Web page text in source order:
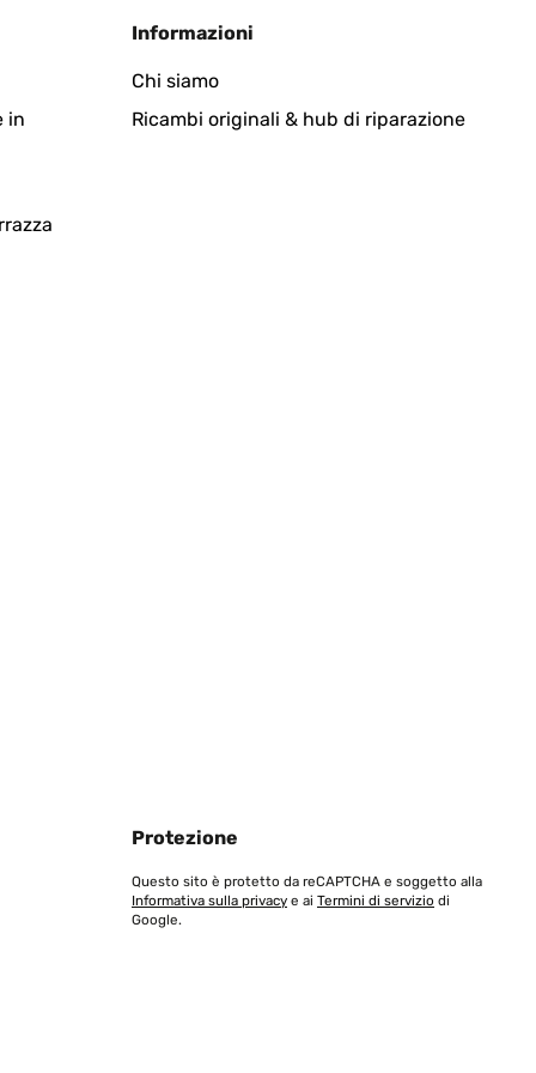
in
Informazioni
Chi siamo
Ricambi originali & hub di riparazione
Protezione
Questo sito è protetto da reCAPTCHA e soggetto alla
Informativa sulla privacy e ai Termini di servizio di
Google.